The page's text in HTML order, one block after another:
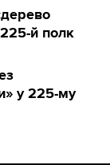
й полк
у 225-му